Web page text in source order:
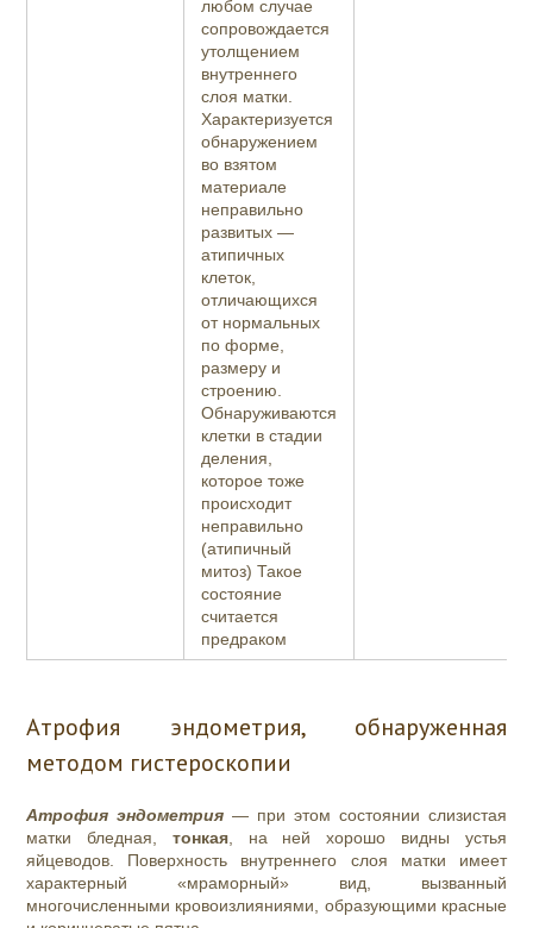
любом случае
сопровождается
утолщением
внутреннего
слоя матки.
Характеризуется
обнаружением
во взятом
материале
неправильно
развитых —
атипичных
клеток,
отличающихся
от нормальных
по форме,
размеру и
строению.
Обнаруживаются
клетки в стадии
деления,
которое тоже
происходит
неправильно
(атипичный
митоз) Такое
состояние
считается
предраком
Атрофия эндометрия, обнаруженная
методом гистероскопии
Атрофия эндометрия — при этом состоянии слизистая
матки бледная, тонкая, на ней хорошо видны устья
яйцеводов. Поверхность внутреннего слоя матки имеет
характерный «мраморный» вид, вызванный
многочисленными кровоизлияниями, образующими красные